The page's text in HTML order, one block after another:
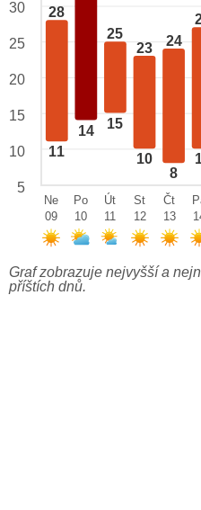
28
11
14
25
15
23
10
24
8
30
25
20
15
10
5
Ne
09
Po
10
Út
11
St
12
Čt
13
Graf zobrazuje nejvyšší a
příštích dnů.